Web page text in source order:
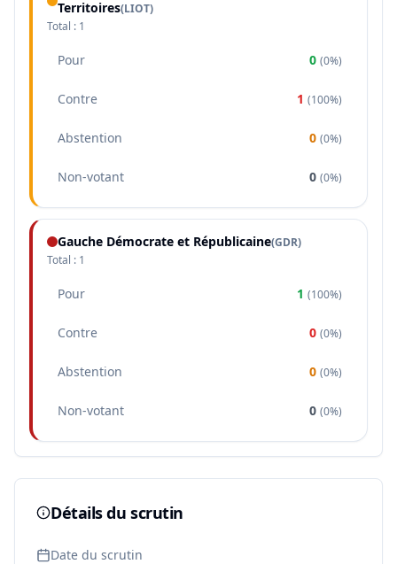
Territoires(LIOT)
Total : 1
Pour 0 (0%)
Contre 1 (100%)
Abstention 0 (0%)
Non-votant 0 (0%)
Gauche Démocrate et Républicaine(GDR)
Total : 1
Pour 1 (100%)
Contre 0 (0%)
Abstention 0 (0%)
Non-votant 0 (0%)
Détails du scrutin
Date du scrutin